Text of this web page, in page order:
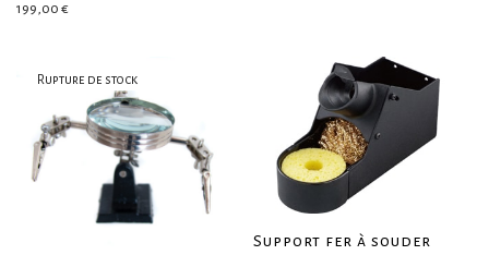
199,00 €
Support fer à souder